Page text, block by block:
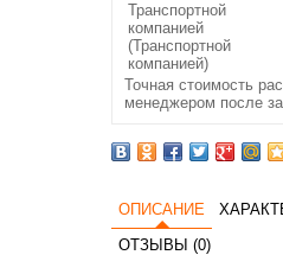
Транспортной
компанией
(Транспортной
компанией)
Точная стоимость
менеджером после
ОПИСАНИЕ
ОТЗЫВЫ (0)